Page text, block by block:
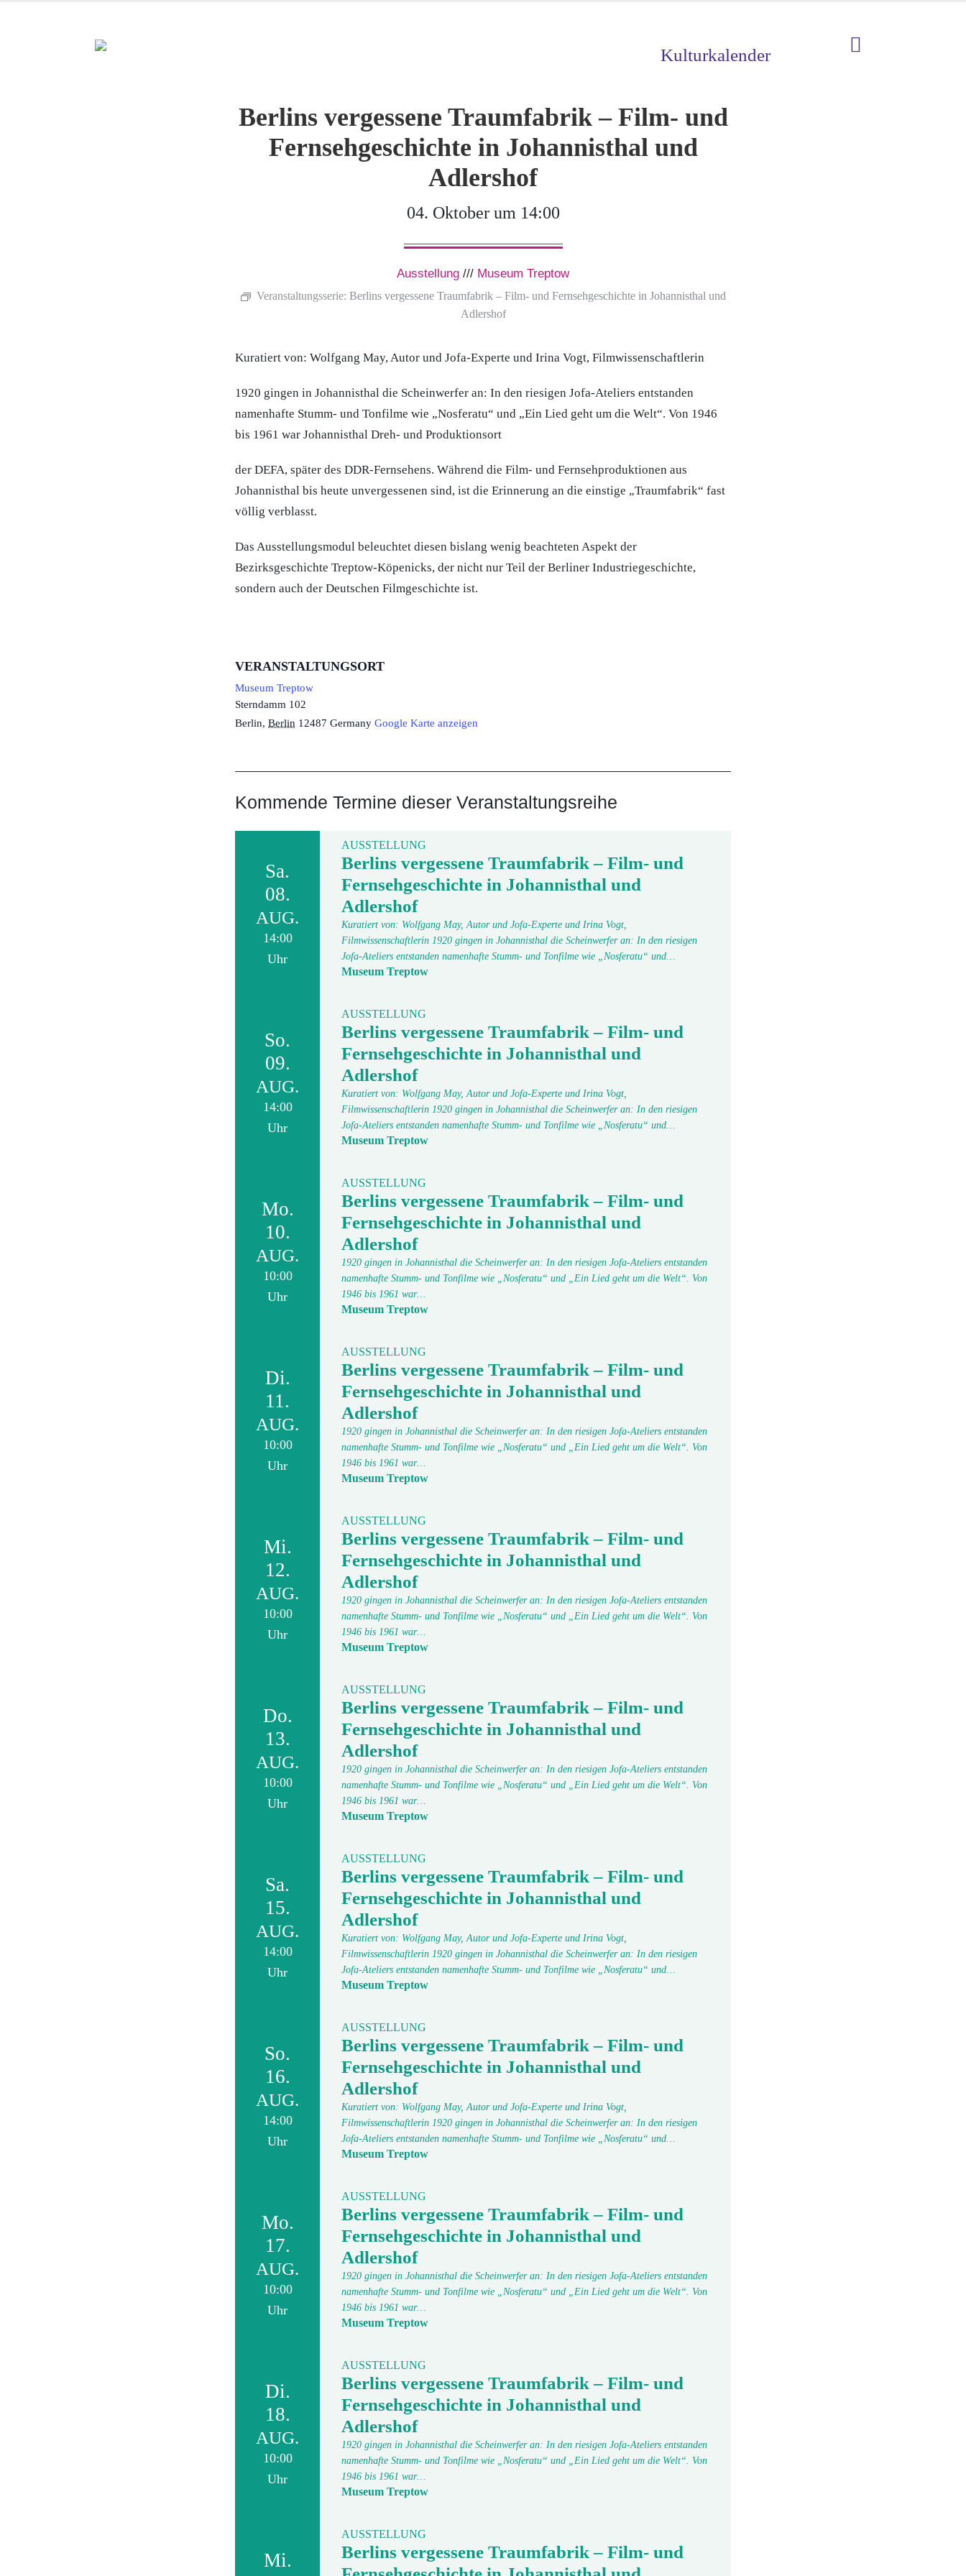
Kulturkalender
Berlins vergessene Traumfabrik – Film- und
Fernsehgeschichte in Johannisthal und
Adlershof
04. Oktober um 14:00
Ausstellung /// Museum Treptow
Veranstaltungsserie: Berlins vergessene Traumfabrik – Film- und Fernsehgeschichte in Johannisthal und
Adlershof
Kuratiert von: Wolfgang May, Autor und Jofa-Experte und Irina Vogt, Filmwissenschaftlerin
1920 gingen in Johannisthal die Scheinwerfer an: In den riesigen Jofa-Ateliers entstanden
namenhafte Stumm- und Tonfilme wie „Nosferatu“ und „Ein Lied geht um die Welt“. Von 1946
bis 1961 war Johannisthal Dreh- und Produktionsort
der DEFA, später des DDR-Fernsehens. Während die Film- und Fernsehproduktionen aus
Johannisthal bis heute unvergessenen sind, ist die Erinnerung an die einstige „Traumfabrik“ fast
völlig verblasst.
Das Ausstellungsmodul beleuchtet diesen bislang wenig beachteten Aspekt der
Bezirksgeschichte Treptow-Köpenicks, der nicht nur Teil der Berliner Industriegeschichte,
sondern auch der Deutschen Filmgeschichte ist.
VERANSTALTUNGSORT
Museum Treptow
Sterndamm 102
Berlin, Berlin 12487 Germany Google Karte anzeigen
Kommende Termine dieser Veranstaltungsreihe
Sa.
08.
AUG.
14:00
Uhr
AUSSTELLUNG
Berlins vergessene Traumfabrik – Film- und
Fernsehgeschichte in Johannisthal und
Adlershof
Kuratiert von: Wolfgang May, Autor und Jofa-Experte und Irina Vogt,
Filmwissenschaftlerin 1920 gingen in Johannisthal die Scheinwerfer an: In den riesigen
Jofa-Ateliers entstanden namenhafte Stumm- und Tonfilme wie „Nosferatu“ und…
Museum Treptow
So.
09.
AUG.
14:00
Uhr
AUSSTELLUNG
Berlins vergessene Traumfabrik – Film- und
Fernsehgeschichte in Johannisthal und
Adlershof
Kuratiert von: Wolfgang May, Autor und Jofa-Experte und Irina Vogt,
Filmwissenschaftlerin 1920 gingen in Johannisthal die Scheinwerfer an: In den riesigen
Jofa-Ateliers entstanden namenhafte Stumm- und Tonfilme wie „Nosferatu“ und…
Museum Treptow
Mo.
10.
AUG.
10:00
Uhr
AUSSTELLUNG
Berlins vergessene Traumfabrik – Film- und
Fernsehgeschichte in Johannisthal und
Adlershof
1920 gingen in Johannisthal die Scheinwerfer an: In den riesigen Jofa-Ateliers entstanden
namenhafte Stumm- und Tonfilme wie „Nosferatu“ und „Ein Lied geht um die Welt“. Von
1946 bis 1961 war…
Museum Treptow
Di.
11.
AUG.
10:00
Uhr
AUSSTELLUNG
Berlins vergessene Traumfabrik – Film- und
Fernsehgeschichte in Johannisthal und
Adlershof
1920 gingen in Johannisthal die Scheinwerfer an: In den riesigen Jofa-Ateliers entstanden
namenhafte Stumm- und Tonfilme wie „Nosferatu“ und „Ein Lied geht um die Welt“. Von
1946 bis 1961 war…
Museum Treptow
Mi.
12.
AUG.
10:00
Uhr
AUSSTELLUNG
Berlins vergessene Traumfabrik – Film- und
Fernsehgeschichte in Johannisthal und
Adlershof
1920 gingen in Johannisthal die Scheinwerfer an: In den riesigen Jofa-Ateliers entstanden
namenhafte Stumm- und Tonfilme wie „Nosferatu“ und „Ein Lied geht um die Welt“. Von
1946 bis 1961 war…
Museum Treptow
Do.
13.
AUG.
10:00
Uhr
AUSSTELLUNG
Berlins vergessene Traumfabrik – Film- und
Fernsehgeschichte in Johannisthal und
Adlershof
1920 gingen in Johannisthal die Scheinwerfer an: In den riesigen Jofa-Ateliers entstanden
namenhafte Stumm- und Tonfilme wie „Nosferatu“ und „Ein Lied geht um die Welt“. Von
1946 bis 1961 war…
Museum Treptow
Sa.
15.
AUG.
14:00
Uhr
AUSSTELLUNG
Berlins vergessene Traumfabrik – Film- und
Fernsehgeschichte in Johannisthal und
Adlershof
Kuratiert von: Wolfgang May, Autor und Jofa-Experte und Irina Vogt,
Filmwissenschaftlerin 1920 gingen in Johannisthal die Scheinwerfer an: In den riesigen
Jofa-Ateliers entstanden namenhafte Stumm- und Tonfilme wie „Nosferatu“ und…
Museum Treptow
So.
16.
AUG.
14:00
Uhr
AUSSTELLUNG
Berlins vergessene Traumfabrik – Film- und
Fernsehgeschichte in Johannisthal und
Adlershof
Kuratiert von: Wolfgang May, Autor und Jofa-Experte und Irina Vogt,
Filmwissenschaftlerin 1920 gingen in Johannisthal die Scheinwerfer an: In den riesigen
Jofa-Ateliers entstanden namenhafte Stumm- und Tonfilme wie „Nosferatu“ und…
Museum Treptow
Mo.
17.
AUG.
10:00
Uhr
AUSSTELLUNG
Berlins vergessene Traumfabrik – Film- und
Fernsehgeschichte in Johannisthal und
Adlershof
1920 gingen in Johannisthal die Scheinwerfer an: In den riesigen Jofa-Ateliers entstanden
namenhafte Stumm- und Tonfilme wie „Nosferatu“ und „Ein Lied geht um die Welt“. Von
1946 bis 1961 war…
Museum Treptow
Di.
18.
AUG.
10:00
Uhr
AUSSTELLUNG
Berlins vergessene Traumfabrik – Film- und
Fernsehgeschichte in Johannisthal und
Adlershof
1920 gingen in Johannisthal die Scheinwerfer an: In den riesigen Jofa-Ateliers entstanden
namenhafte Stumm- und Tonfilme wie „Nosferatu“ und „Ein Lied geht um die Welt“. Von
1946 bis 1961 war…
Museum Treptow
Mi.
AUSSTELLUNG
Berlins vergessene Traumfabrik – Film- und